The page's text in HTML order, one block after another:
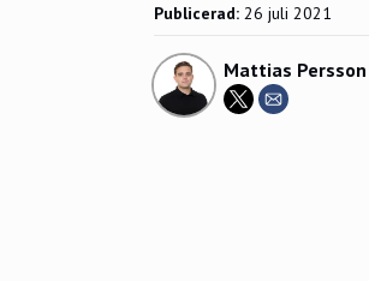
Publicerad: 26 juli 2021
Mattias Persson